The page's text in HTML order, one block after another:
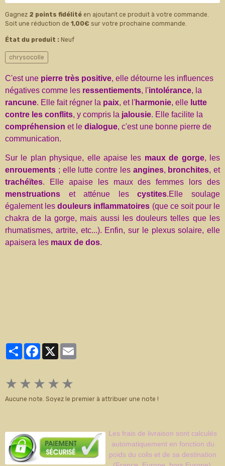
Gagnez 2 points fidélité en ajoutant ce produit à votre commande.
Soit une réduction de 1,00€ sur votre prochaine commande.
État du produit : Neuf
chrysocolle
C'est une pierre très positive, elle détourne les influences
négatives comme les ressentiements, l'intolérance, la
rancune. Elle fait régner la paix, et l'harmonie, elle lutte
contre les conflits, y compris la jalousie. Elle facilite la
compréhension et le dialogue, c'est une bonne pierre de
communication.
Sur le plan physique, elle apaise les maux de gorge, les
enrouements ; elle lutte contre les angines, bronchites, et
trachéïtes. Elle apaise les maux des femmes lors des
menstruations et atténue lescystites.Elle soulage
également les douleurs inflammatoires (que ce soit pour le
chakra de la gorge, mais aussi les douleurs telles que les
rhumatismes, artrite, etc...). Enfin, sur le plexus solaire, elle
apaisera les maux de dos.
PartagerFacebook
★ ★ ★ ★ ★
Aucune note. Soyez le premier à attribuer une note !
Les frais de livraison sont calculés
automatiquement en fonction du
poids du colis et de sa destination